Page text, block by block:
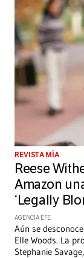
REVISTA MÍA
Reese
Amazon
‘Legally
AGENCIA EFE
Aún se
Elle Woods. La
Stephanie